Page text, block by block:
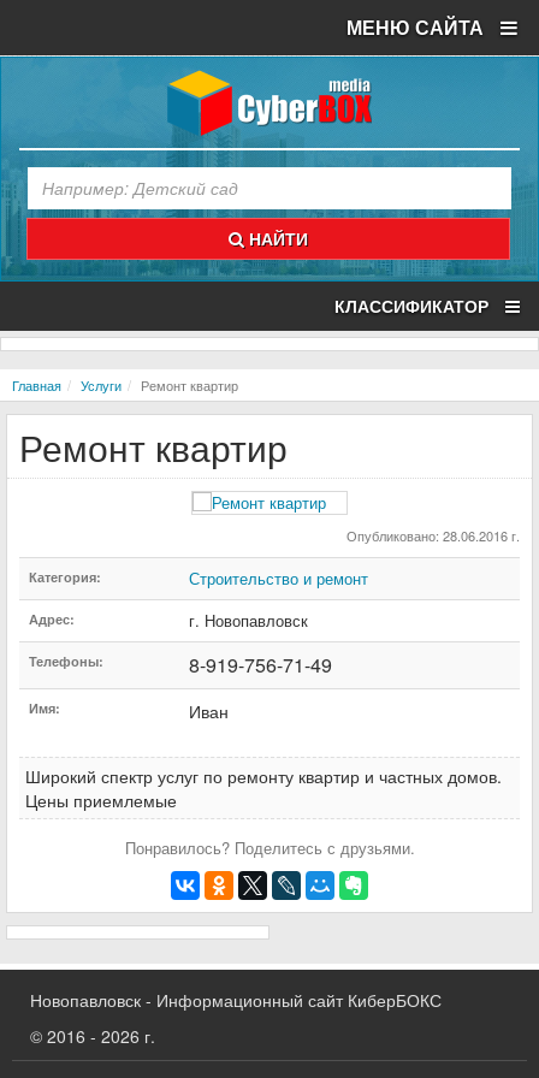
МЕНЮ САЙТА
НАЙТИ
КЛАССИФИКАТОР
Главная Услуги Ремонт квартир
Ремонт квартир
Опубликовано: 28.06.2016 г.
Категория: Строительство и ремонт
Адрес: г. Новопавловск
Телефоны: 8-919-756-71-49
Имя: Иван
Широкий спектр услуг по ремонту квартир и частных домов.
Цены приемлемые
Понравилось? Поделитесь с друзьями.
Новопавловск - Информационный сайт КиберБОКС
© 2016 - 2026 г.